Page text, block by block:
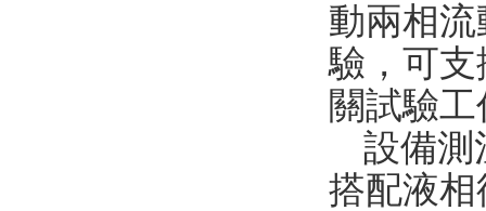
動兩相
驗，可支
關試驗
設備測
搭配液